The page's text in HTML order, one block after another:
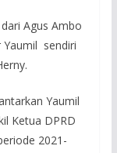
Agus Ambo
Yaumil sendiri
Yaumil
Ketua DPRD
2021-